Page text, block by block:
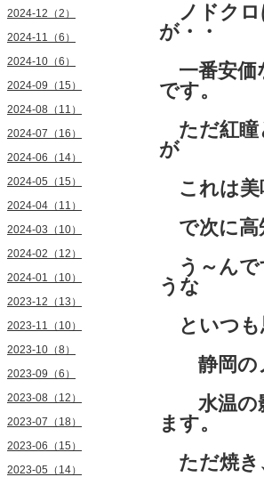
ノドクロ
が・・
一番安価
です。
ただ紅瞳
が
これは美
で次に高
う～んで
うな
といつも
静岡のノ
水温の影
ます。
ただ焼き
2024-12（2）
2024-11（6）
2024-10（6）
2024-09（15）
2024-08（11）
2024-07（16）
2024-06（14）
2024-05（15）
2024-04（11）
2024-03（10）
2024-02（12）
2024-01（10）
2023-12（13）
2023-11（10）
2023-10（8）
2023-09（6）
2023-08（12）
2023-07（18）
2023-06（15）
2023-05（14）